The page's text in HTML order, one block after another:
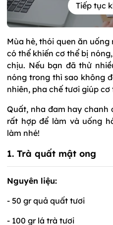
Tiếp tục
Mùa hè, thói quen ăn
có thể khiến cơ thể bị
chịu. Nếu bạn đã thử
nóng trong thì sao không
nhiên, pha chế tươi giúp
Quất, nha đam hay chanh
rất hợp để làm và uống
làm nhé!
1. Trà quất mật ong
Nguyên liệu:
- 50 gr quả quất tươi
- 100 gr lá trà tươi